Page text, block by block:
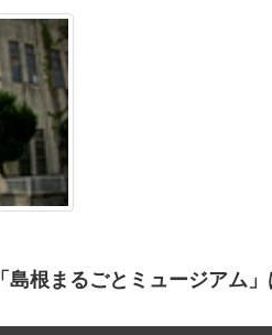
「島根まるごとミュージアム